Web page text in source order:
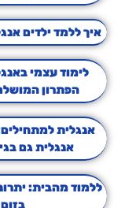
איך ללמד ילדים
לימוד עצמי
הפתרון
אנגלית
אנגלית גם
ללמוד מהבית:
בזום